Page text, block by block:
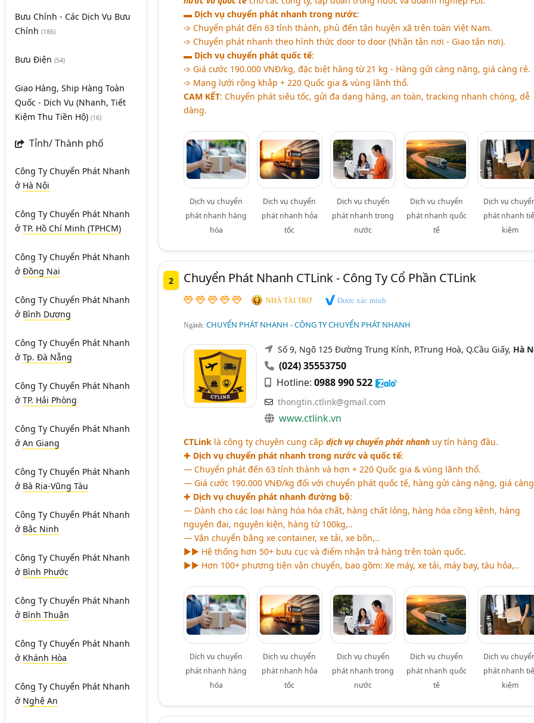
Bưu Chính - Các Dịch Vụ Bưu
Chính (186)
Bưu Điện (54)
Giao Hàng, Ship Hàng Toàn
Quốc - Dịch Vụ (Nhanh, Tiết
Kiệm Thu Tiền Hộ) (16)
Tỉnh/ Thành phố
Công Ty Chuyển Phát Nhanh
ở Hà Nội
Công Ty Chuyển Phát Nhanh
ở TP. Hồ Chí Minh (TPHCM)
Công Ty Chuyển Phát Nhanh
ở Đồng Nai
Công Ty Chuyển Phát Nhanh
ở Bình Dương
Công Ty Chuyển Phát Nhanh
ở Tp. Đà Nẵng
Công Ty Chuyển Phát Nhanh
ở TP. Hải Phòng
Công Ty Chuyển Phát Nhanh
ở An Giang
Công Ty Chuyển Phát Nhanh
ở Bà Rịa-Vũng Tàu
Công Ty Chuyển Phát Nhanh
ở Bắc Ninh
Công Ty Chuyển Phát Nhanh
ở Bình Phước
Công Ty Chuyển Phát Nhanh
ở Bình Thuận
Công Ty Chuyển Phát Nhanh
ở Khánh Hòa
Công Ty Chuyển Phát Nhanh
ở Nghệ An
▬ Dịch vụ chuyển phát nhanh trong nước:
➩ Chuyển phát đến 63 tỉnh thành, phủ đến tận huyện xã trên toàn Việt Nam.
➩ Chuyển phát nhanh theo hình thức door to door (Nhận tận nơi - Giao tận nơi).
▬ Dịch vụ chuyển phát quốc tế:
➩ Giá cước 190.000 VNĐ/kg, đặc biệt hàng từ 21 kg - Hàng gửi càng nặng, giá càng rẻ.
➩ Mạng lưới rộng khắp + 220 Quốc gia & vùng lãnh thổ.
CAM KẾT: Chuyển phát siêu tốc, gửi đa dạng hàng, an toàn, tracking nhanh chóng, dễ
dàng.
Dịch vụ chuyển
phát nhanh hàng
hóa
Dịch vụ chuyển
phát nhanh hỏa
tốc
Dịch vụ chuyển
phát nhanh trong
nước
Dịch vụ chuyển
phát nhanh quốc
tế
Dịch vụ
phát nhanh
kiệm
2 Chuyển Phát Nhanh CTLink - Công Ty Cổ Phần CTLink
NHÀ TÀI TRỢ Được xác minh
Ngành: CHUYỂN PHÁT NHANH - CÔNG TY CHUYỂN PHÁT NHANH
Số 9, Ngõ 125 Đường Trung Kính, P.Trung Hoà, Q.Cầu Giấy, Hà
(024) 35553750
Hotline: 0988 990 522
thongtin.ctlink@gmail.com
www.ctlink.vn
CTLinklà công ty chuyên cung cấp dịch vụ chuyển phát nhanhuy tín hàng đầu.
✚ Dịch vụ chuyển phát nhanh trong nước và quốc tế:
― Chuyển phát đến 63 tỉnh thành và hơn + 220 Quốc gia & vùng lãnh thổ.
― Giá cước 190.000 VNĐ/kg đối với chuyển phát quốc tế, hàng gửi càng nặng, giá
✚ Dịch vụ chuyển phát nhanh đường bộ:
― Dành cho các loại hàng hóa hóa chất, hàng chất lỏng, hàng hóa cồng kềnh, hàng
nguyên đai, nguyên kiện, hàng từ 100kg,..
― Vận chuyển bằng xe container, xe tải, xe bồn,..
►► Hệ thống hơn 50+ bưu cục và điểm nhận trả hàng trên toàn quốc.
►► Hơn 100+ phương tiện vận chuyển, bao gồm: Xe máy, xe tải, máy bay, tàu hỏa,..
Dịch vụ chuyển
phát nhanh hàng
hóa
Dịch vụ chuyển
phát nhanh hỏa
tốc
Dịch vụ chuyển
phát nhanh trong
nước
Dịch vụ chuyển
phát nhanh quốc
tế
Dịch vụ
phát nhanh
kiệm